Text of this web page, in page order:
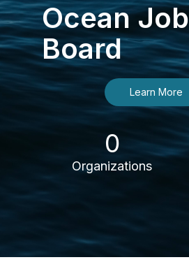
Ocean Job
Board
Learn More
0
Organizations